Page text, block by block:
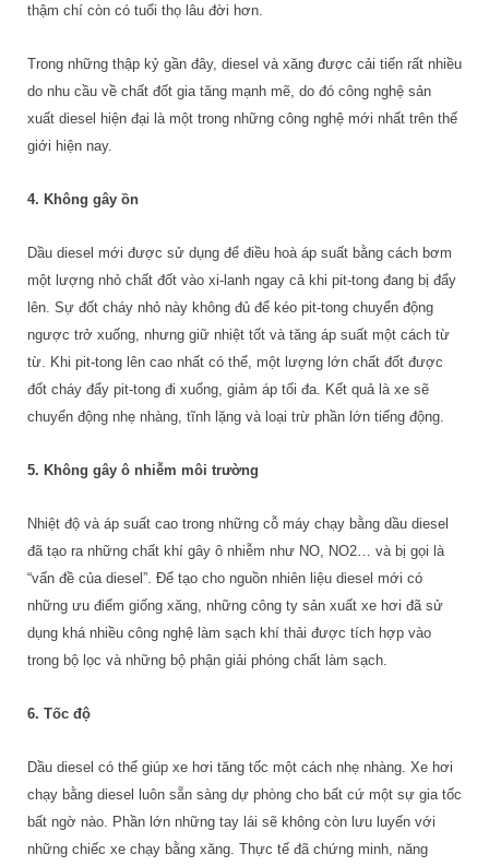
thậm chí còn có tuổi thọ lâu đời hơn.
Trong những thập kỷ gần đây, diesel và xăng được cải tiến rất nhiều
do nhu cầu về chất đốt gia tăng mạnh mẽ, do đó công nghệ sản
xuất diesel hiện đại là một trong những công nghệ mới nhất trên thế
giới hiện nay.
4. Không gây ồn
Dầu diesel mới được sử dụng để điều hoà áp suất bằng cách bơm
một lượng nhỏ chất đốt vào xi-lanh ngay cả khi pit-tong đang bị đẩy
lên. Sự đốt cháy nhỏ này không đủ để kéo pit-tong chuyển động
ngược trở xuống, nhưng giữ nhiệt tốt và tăng áp suất một cách từ
từ. Khi pit-tong lên cao nhất có thể, một lượng lớn chất đốt được
đốt cháy đẩy pit-tong đi xuống, giảm áp tối đa. Kết quả là xe sẽ
chuyển động nhẹ nhàng, tĩnh lặng và loại trừ phần lớn tiếng động.
5. Không gây ô nhiễm môi trường
Nhiệt độ và áp suất cao trong những cỗ máy chạy bằng dầu diesel
đã tạo ra những chất khí gây ô nhiễm như NO, NO2… và bị gọi là
“vấn đề của diesel”. Để tạo cho nguồn nhiên liệu diesel mới có
những ưu điểm giống xăng, những công ty sản xuất xe hơi đã sử
dụng khá nhiều công nghệ làm sạch khí thải được tích hợp vào
trong bộ lọc và những bộ phận giải phóng chất làm sạch.
6. Tốc độ
Dầu diesel có thể giúp xe hơi tăng tốc một cách nhẹ nhàng. Xe hơi
chạy bằng diesel luôn sẵn sàng dự phòng cho bất cứ một sự gia tốc
bất ngờ nào. Phần lớn những tay lái sẽ không còn lưu luyến với
những chiếc xe chạy bằng xăng. Thực tế đã chứng minh, năng